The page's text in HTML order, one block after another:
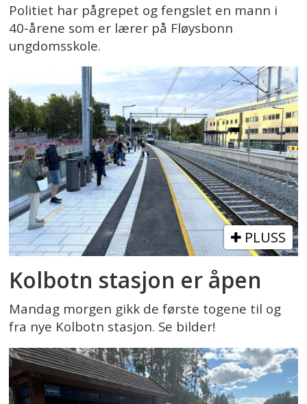
Politiet har pågrepet og fengslet en mann i
40-årene som er lærer på Fløysbonn
ungdomsskole.
PLUSS
Kolbotn stasjon er åpen
Mandag morgen gikk de første togene til og
fra nye Kolbotn stasjon. Se bilder!